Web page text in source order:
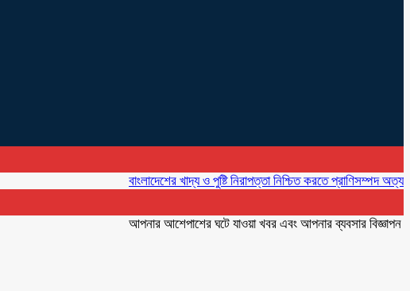
বাংলাদেশের খাদ্য ও পুষ্টি নিরাপত্তা নিশ্চিত করতে প্রাণিসম্পদ অত্যন্ত
আপনার আশেপাশের ঘটে যাওয়া খবর এবং আপনার ব্যবসার বিজ্ঞাপন